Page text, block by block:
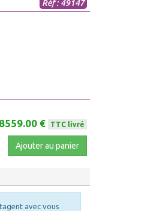
Réf : 49147
8559.00 € TTC livré
Ajouter au panier
avec vous